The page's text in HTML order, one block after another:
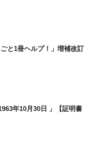
と1冊ヘルプ！」増補改訂
年10月30日 」【証明書